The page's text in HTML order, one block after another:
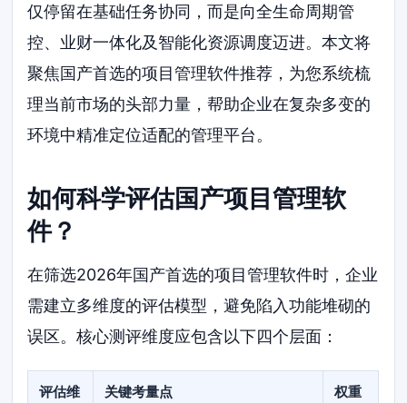
仅停留在基础任务协同，而是向全生命周期管
控、业财一体化及智能化资源调度迈进。本文将
聚焦国产首选的项目管理软件推荐，为您系统梳
理当前市场的头部力量，帮助企业在复杂多变的
环境中精准定位适配的管理平台。
如何科学评估国产项目管理软
件？
在筛选2026年国产首选的项目管理软件时，企业
需建立多维度的评估模型，避免陷入功能堆砌的
误区。核心测评维度应包含以下四个层面：
评估维
关键考量点
权重